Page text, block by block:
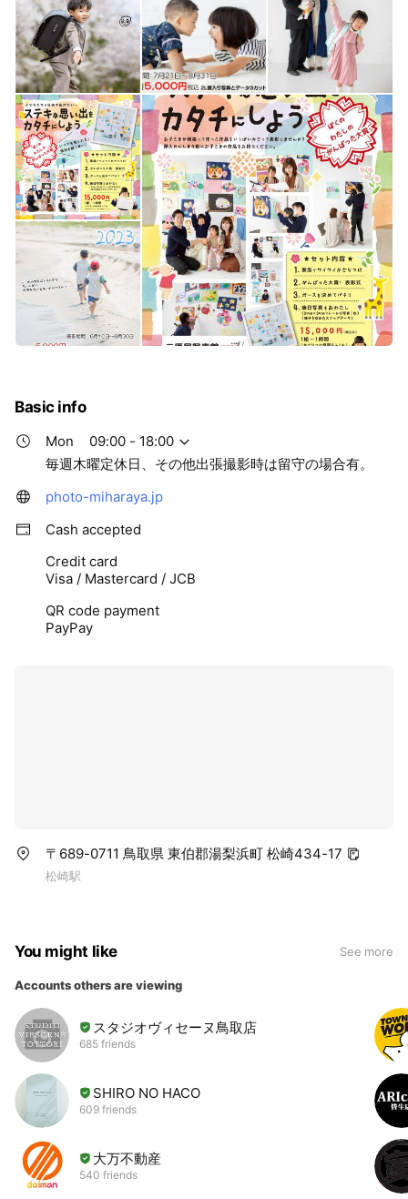
Basic info
Mon
09:00 - 18:00
毎週木曜定休日、その他出張撮影時は留守の場合有。
photo-miharaya.jp
Cash accepted
Credit card
Visa / Mastercard / JCB
QR code payment
PayPay
〒689-0711 鳥取県 東伯郡湯梨浜町 松崎434-17
松崎駅
You might like See more
Accounts others are viewing
スタジオヴィセーヌ鳥取店
685 friends
SHIRO NO HACO
609 friends
大万不動産
540 friends